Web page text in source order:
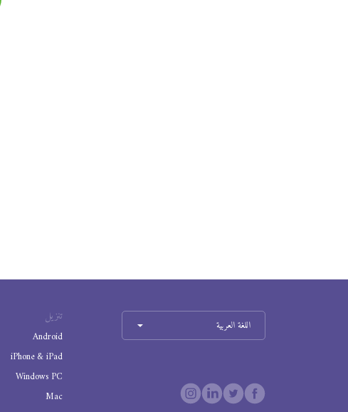
تنزيل
Android
iPhone & iPad
Windows PC
Mac
اللغة العربية